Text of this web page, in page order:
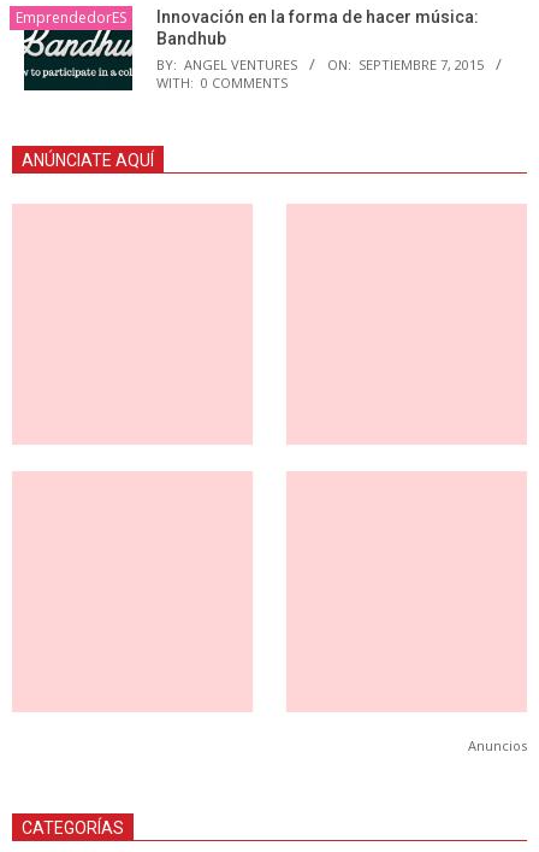
EmprendedorES
Innovación en la forma de hacer música:
Bandhub
BY: ANGEL VENTURES ON: SEPTIEMBRE 7, 2015
WITH: 0 COMMENTS
ANÚNCIATE AQUÍ
Anuncios
CATEGORÍAS